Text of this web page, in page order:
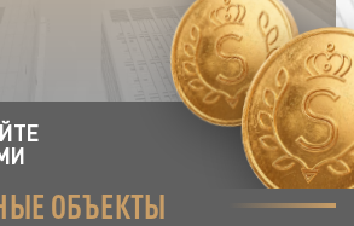
ОБЪЕКТЫ